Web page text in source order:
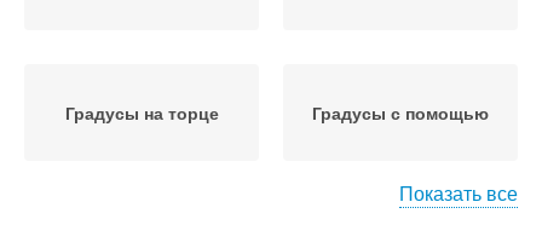
Градусы на торце Градусы с помощью
Показать все